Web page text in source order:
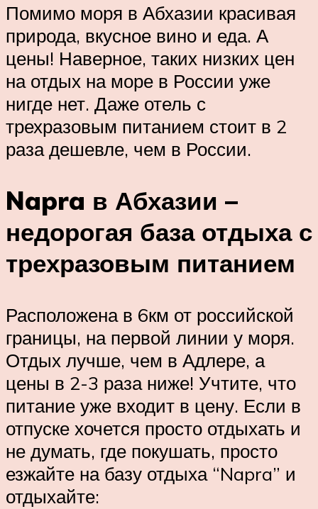
Помимо моря в Абхазии красивая
природа, вкусное вино и еда. А
цены! Наверное, таких низких цен
на отдых на море в России уже
нигде нет. Даже отель с
трехразовым питанием стоит в 2
раза дешевле, чем в России.
Napra в Абхазии –
недорогая база отдыха с
трехразовым питанием
Расположена в 6км от российской
границы, на первой линии у моря.
Отдых лучше, чем в Адлере, а
цены в 2-3 раза ниже! Учтите, что
питание уже входит в цену. Если в
отпуске хочется просто отдыхать и
не думать, где покушать, просто
езжайте на базу отдыха “Napra” и
отдыхайте: